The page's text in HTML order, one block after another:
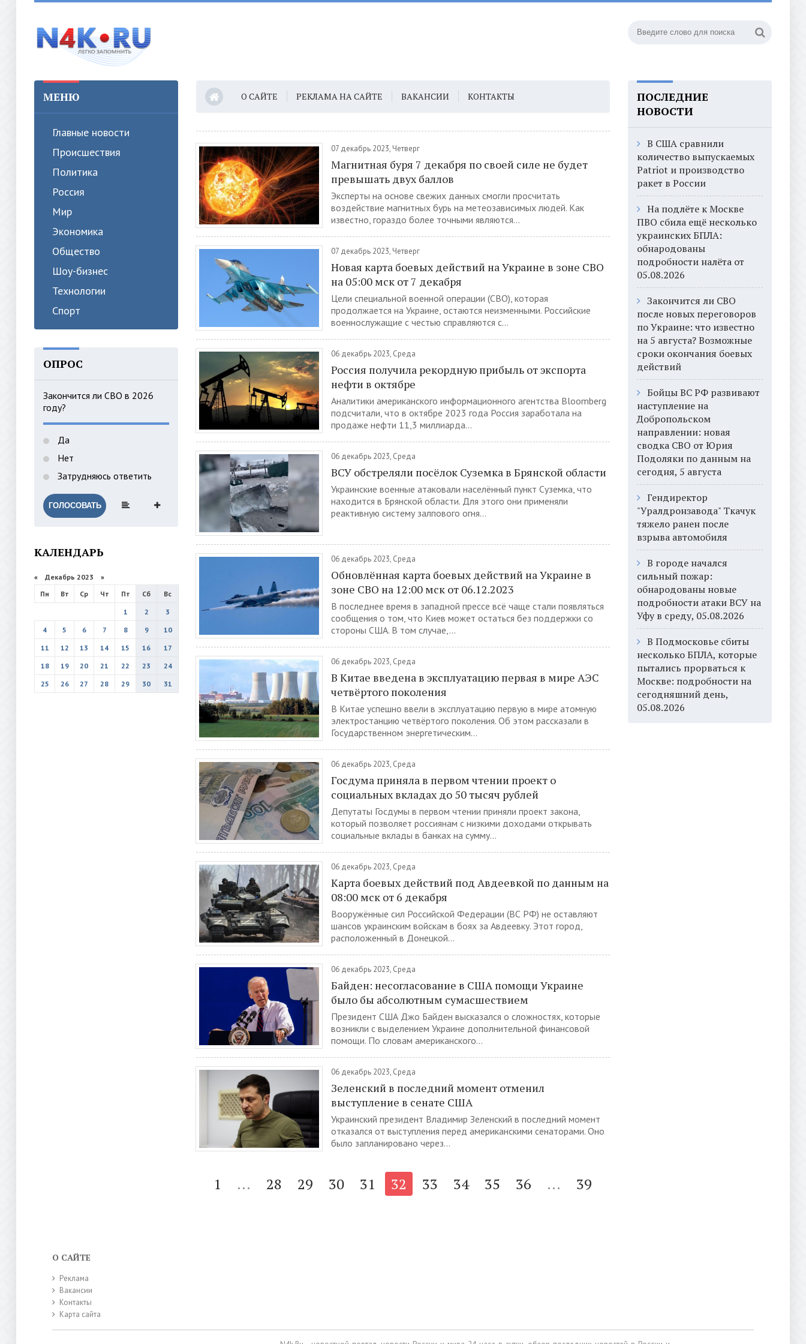
МЕНЮ
Главные новости
Происшествия
Политика
Россия
Мир
Экономика
Общество
Шоу-бизнес
Технологии
Спорт
ОПРОС
Закончится ли СВО в 2026
году?
Да
Нет
Затрудняюсь ответить
ГОЛОСОВАТЬ
КАЛЕНДАРЬ
« Декабрь 2023 »
Пн
Вт Ср Чт Пт Сб
Вс
1
2
3
4
5 6 7 8 9
10
11
12 13 14 15 16
17
18
19 20 21 22 23
24
25
26 27 28 29 30 31
О САЙТЕ РЕКЛАМА НА САЙТЕ ВАКАНСИИ КОНТАКТЫ
07 декабрь 2023, Четверг
Магнитная буря 7 декабря по своей силе не будет
превышать двух баллов
Эксперты на основе свежих данных смогли просчитать
воздействие магнитных бурь на метеозависимых людей. Как
известно, гораздо более точными являются...
07 декабрь 2023, Четверг
Новая карта боевых действий на Украине в зоне СВО
на 05:00 мск от 7 декабря
Цели специальной военной операции (СВО), которая
продолжается на Украине, остаются неизменными. Российские
военнослужащие с честью справляются с...
06 декабрь 2023, Среда
Россия получила рекордную прибыль от экспорта
нефти в октябре
Аналитики американского информационного агентства Bloomberg
подсчитали, что в октябре 2023 года Россия заработала на
продаже нефти 11,3 миллиарда...
06 декабрь 2023, Среда
ВСУ обстреляли посёлок Суземка в Брянской области
Украинские военные атаковали населённый пункт Суземка, что
находится в Брянской области. Для этого они применяли
реактивную систему залпового огня...
06 декабрь 2023, Среда
Обновлённая карта боевых действий на Украине в
зоне СВО на 12:00 мск от 06.12.2023
В последнее время в западной прессе всё чаще стали появляться
сообщения о том, что Киев может остаться без поддержки со
стороны США. В том случае,...
06 декабрь 2023, Среда
В Китае введена в эксплуатацию первая в мире АЭС
четвёртого поколения
В Китае успешно ввели в эксплуатацию первую в мире атомную
электростанцию четвёртого поколения. Об этом рассказали в
Государственном энергетическим...
06 декабрь 2023, Среда
Госдума приняла в первом чтении проект о
социальных вкладах до 50 тысяч рублей
Депутаты Госдумы в первом чтении приняли проект закона,
который позволяет россиянам с низкими доходами открывать
социальные вклады в банках на сумму...
06 декабрь 2023, Среда
Карта боевых действий под Авдеевкой по данным на
08:00 мск от 6 декабря
Вооружённые сил Российской Федерации (ВС РФ) не оставляют
шансов украинским войскам в боях за Авдеевку. Этот город,
расположенный в Донецкой...
06 декабрь 2023, Среда
Байден: несогласование в США помощи Украине
было бы абсолютным сумасшествием
Президент США Джо Байден высказался о сложностях, которые
возникли с выделением Украине дополнительной финансовой
помощи. По словам американского...
06 декабрь 2023, Среда
Зеленский в последний момент отменил
выступление в сенате США
Украинский президент Владимир Зеленский в последний момент
отказался от выступления перед американскими сенаторами. Оно
было запланировано через...
1 ... 28 29 30 31 32 33 34 35 36 ... 39
ПОСЛЕДНИЕ
НОВОСТИ
В США сравнили
количество выпускаемых
Patriot и производство
ракет в России
На подлёте к Москве
ПВО сбила ещё несколько
украинских БПЛА:
обнародованы
подробности налёта от
05.08.2026
Закончится ли СВО
после новых переговоров
по Украине: что известно
на 5 августа? Возможные
сроки окончания боевых
действий
Бойцы ВС РФ развивают
наступление на
Добропольском
направлении: новая
сводка СВО от Юрия
Подоляки по данным на
сегодня, 5 августа
Гендиректор
"Уралдронзавода" Ткачук
тяжело ранен после
взрыва автомобиля
В городе начался
сильный пожар:
обнародованы новые
подробности атаки ВСУ на
Уфу в среду, 05.08.2026
В Подмосковье сбиты
несколько БПЛА, которые
пытались прорваться к
Москве: подробности на
сегодняшний день,
05.08.2026
О САЙТЕ
Реклама
Вакансии
Контакты
Карта сайта